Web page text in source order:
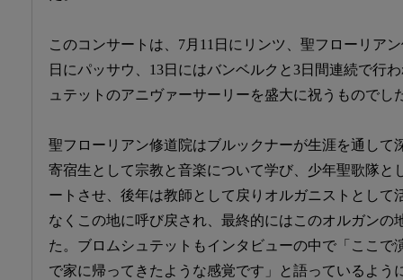
このコンサートは、7月11日にリンツ、聖フローリア
日にパッサウ、13日にはバンベルクと3日間連続で行
ュテットのアニヴァーサーリーを盛大に祝うものでし
聖フローリアン修道院はブルックナーが生涯を通して
寄宿生として宗教と音楽について学び、少年聖歌隊と
ートさせ、後年は教師として戻りオルガニストとして
なくこの地に呼び戻され、最終的にはこのオルガンの
た。ブロムシュテットもインタビューの中で「ここで
で家に帰ってきたような感覚です」と語っているよう